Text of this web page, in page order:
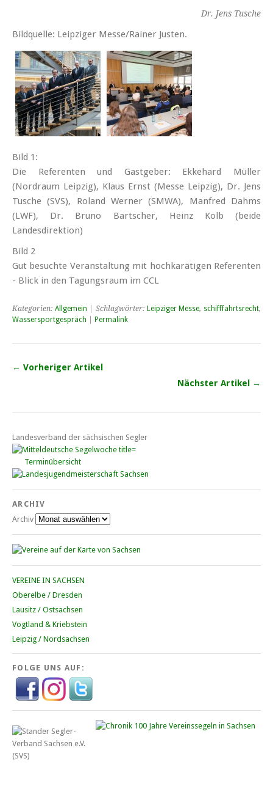
Dr. Jens Tusche
Bildquelle: Leipziger Messe/Rainer Justen.
Bild 1:
Die Referenten und Gastgeber: Ekkehard Müller
(Nordraum Leipzig), Klaus Ernst (Messe Leipzig), Dr. Jens
Tusche (SVS), Roland Werner (SMWA), Manfred Dahms
(LWF), Dr. Bruno Bartscher, Heinz Kolb (beide
Landesdirektion)
Bild 2
Gut besuchte Veranstaltung mit hochkarätigen Referenten
- Blick in den Tagungsraum im CCL
Kategorien: Allgemein | Schlagwörter: Leipziger Messe, schifffahrtsrecht,
Wassersportgespräch
Permalink
← Vorheriger Artikel
Nächster Artikel →
Landesverband der sächsischen Segler
Terminübersicht
ARCHIV
Archiv
VEREINE IN SACHSEN
Oberelbe / Dresden
Lausitz / Ostsachsen
Vogtland & Kriebstein
Leipzig / Nordsachsen
FOLGE UNS AUF: